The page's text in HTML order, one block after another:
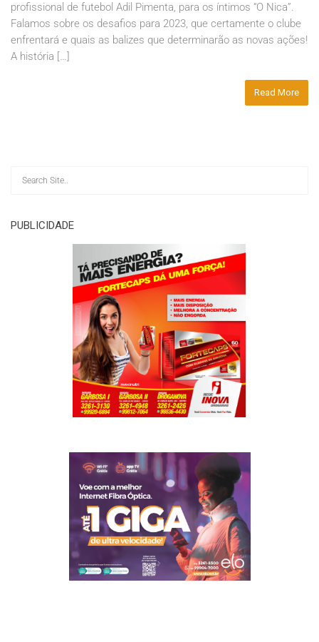
profissional de futebol Adil Pimenta, para os íntimos “O Nica”.
Falamos sobre os desafios para 2023, que certamente o clube
enfrentará e quais as balizes que determinarão as novas ações!
A história […]
Read More
PUBLICIDADE